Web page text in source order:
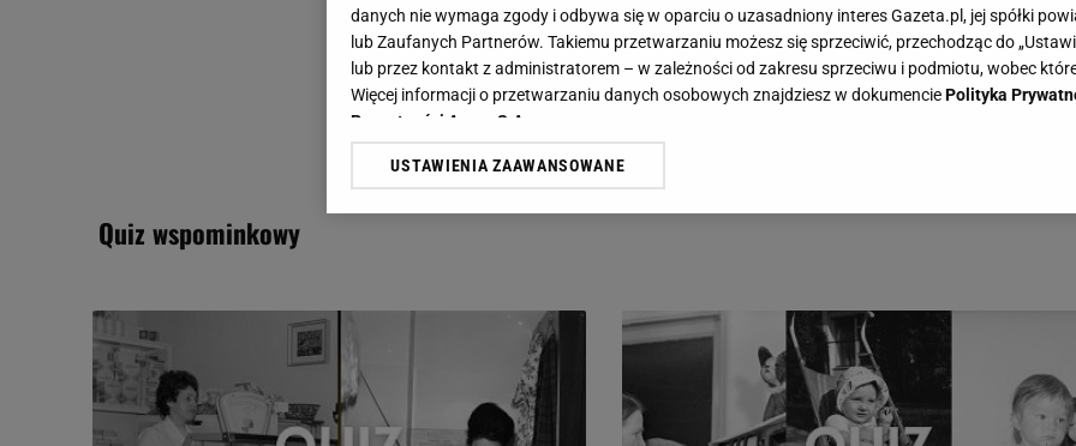
quiz wspominkowy
danych nie wymaga zgody i odbywa się w oparciu o uzasadniony interes Gazeta.pl, jej spółki
lub Zaufanych Partnerów. Takiemu przetwarzaniu możesz się sprzeciwić, przechodząc do
lub przez kontakt z administratorem – w zależności od zakresu sprzeciwu i podmiotu, wobec
Więcej informacji o przetwarzaniu danych osobowych znajdziesz w dokumenciePolityka
Prywatności Agora S.A.
Klikając „Akceptuję” wyrażasz też zgodę na zainstalowanie i przechowywanie plików cookie
My, nasi Zaufani Partnerzy i Agora S.A. możemy przetwarzać dane osobowe w następujących
Użycie dokładnych danych geolokalizacyjnych. Aktywne skanowanie charakterystyki urządzenia
Przechowywanie informacji na urządzeniu lub dostęp do nich. Spersonalizowane reklamy i treści,
badnie odbiorców i ulepszanie usług. Lista Zaufanych Partnerów
USTAWIENIA ZAAWANSOWANE